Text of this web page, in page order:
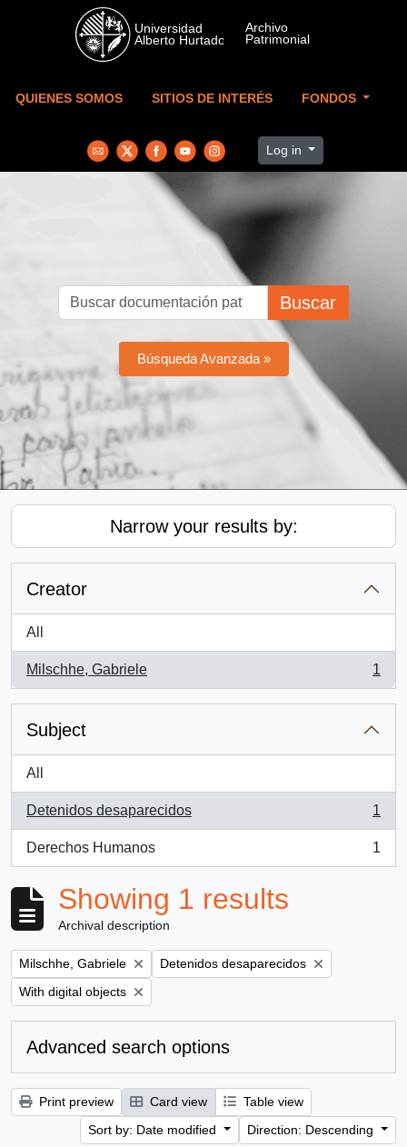
Skip to main content
QUIENES SOMOS SITIOS DE INTERÉS FONDOS
Log in
Buscar
Búsqueda Avanzada »
Narrow your results by:
Creator
All
Milschhe, Gabriele
, 1 results
1
Subject
All
Detenidos desaparecidos
, 1 results
1
Derechos Humanos
, 1 results
1
Showing 1 results
Archival description
Remove filter:
Milschhe, Gabriele Remove filter:
Detenidos desaparecidos
Remove filter:
With digital objects
Advanced search options
Print preview Card view
Table view
Sort by: Date modified
Direction: Descending